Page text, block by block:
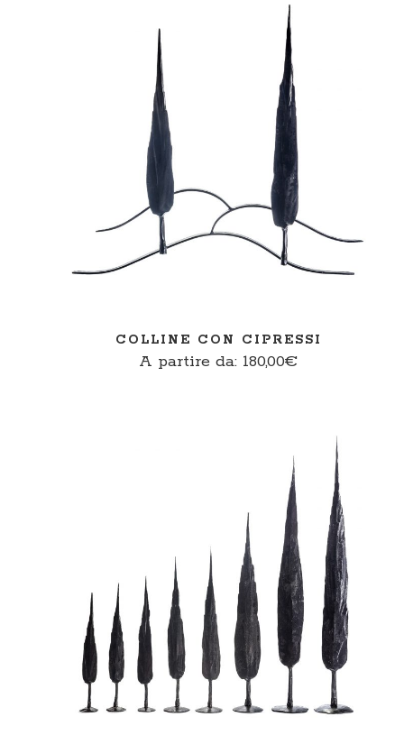
COLLINE CON CIPRESSI
A partire da: 180,00€
SCEGLI